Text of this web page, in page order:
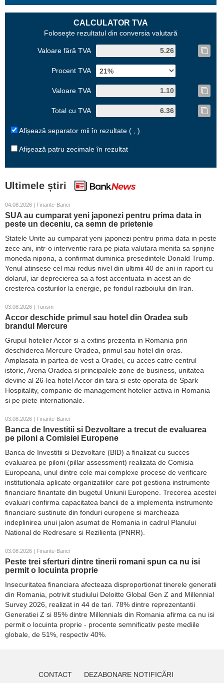
CALCULATOR TVA
Foloseşte rezultatul din conversia valutară
Valoare fără TVA
Procent TVA
Valoare TVA
Total cu TVA
Afișează separator mii în rezultate ( , )
Afișează patru zecimale în rezultat
Ultimele știri
04.08.2026 | Finante-Banci
SUA au cumparat yeni japonezi pentru prima data in
peste un deceniu, ca semn de prietenie
Statele Unite au cumparat yeni japonezi pentru prima data in peste
zece ani, intr-o interventie rara pe piata valutara menita sa sprijine
moneda nipona, a confirmat duminica presedintele Donald Trump.
Yenul atinsese cel mai redus nivel din ultimii 40 de ani in raport cu
dolarul, iar deprecierea sa a fost accentuata in acest an de
cresterea costurilor la energie, pe fondul razboiului din Iran.
03.08.2026 | Turism
Accor deschide primul sau hotel din Oradea sub
brandul Mercure
Grupul hotelier Accor si-a extins prezenta in Romania prin
deschiderea Mercure Oradea, primul sau hotel din oras.
Amplasata in partea de vest a Oradei, cu acces catre centrul
istoric, Arena Oradea si principalele zone de business, unitatea
devine al 26-lea hotel Accor din tara si este operata de Spark
Hospitality, companie de management hotelier activa in Romania
si pe piete internationale.
03.08.2026 | Finante-Banci
Banca de Investitii si Dezvoltare a trecut de evaluarea
pe piloni a Comisiei Europene
Banca de Investitii si Dezvoltare (BID) a finalizat cu succes
evaluarea pe piloni (pillar assessment) realizata de Comisia
Europeana, unul dintre cele mai complexe procese de verificare
institutionala aplicate organizatiilor care pot gestiona instrumente
financiare finantate din bugetul Uniunii Europene. Trecerea acestei
evaluari confirma capacitatea bancii de a implementa instrumente
financiare sustinute din fonduri europene si marcheaza
indeplinirea unui jalon asumat de Romania in cadrul Planului
National de Redresare si Rezilienta (PNRR).
03.08.2026 | Finante-Banci
Peste trei sferturi dintre tinerii romani spun ca nu isi
permit o locuinta proprie
Insecuritatea financiara afecteaza disproportionat tinerele generatii
din Romania, potrivit studiului Deloitte Global Gen Z and Millennial
Survey 2026, realizat in 44 de tari. 78% dintre reprezentantii
Generatiei Z si 85% dintre Millennials din Romania afirma ca nu isi
permit o locuinta proprie - procente semnificativ peste mediile
globale, de 51%, respectiv 40%.
CONTACT DEZABONARE NOTIFICĂRI